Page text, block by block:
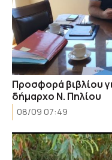
Προσφορά βιβλίου
δήμαρχο Ν. Πηλίου
08/09 07:49